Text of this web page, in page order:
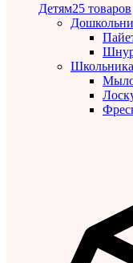
Детям25 товаров